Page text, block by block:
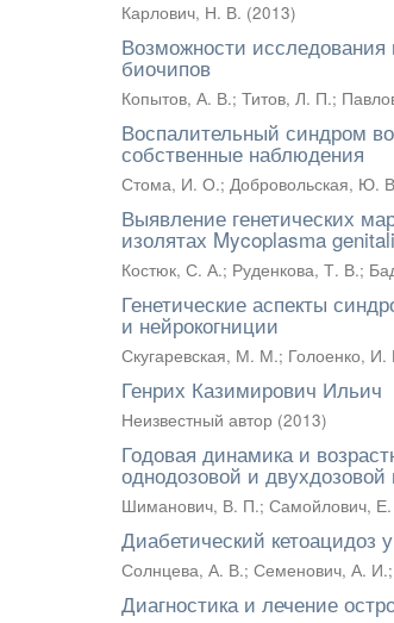
Карлович, Н. В. (2013)
Возможности исследования
биочипов
Копытов, А. В.; Титов, Л. П.;
Воспалительный синдром
собственные наблюдения
Стома, И. О.; Добровольская, Ю.
Выявление генетических
изолятах Mycoplasma
Костюк, С. А.; Руденкова, Т. В.;
Генетические аспекты
и нейрокогниции
Скугаревская, М. М.; Голоенко,
Генрих Казимирович Ильич
Неизвестный автор (2013)
Годовая динамика и
однодозовой и
Шиманович, В. П.; Самойлович,
Диабетический кетоацидоз
Солнцева, А. В.; Семенович, А. И.;
Диагностика и лечение